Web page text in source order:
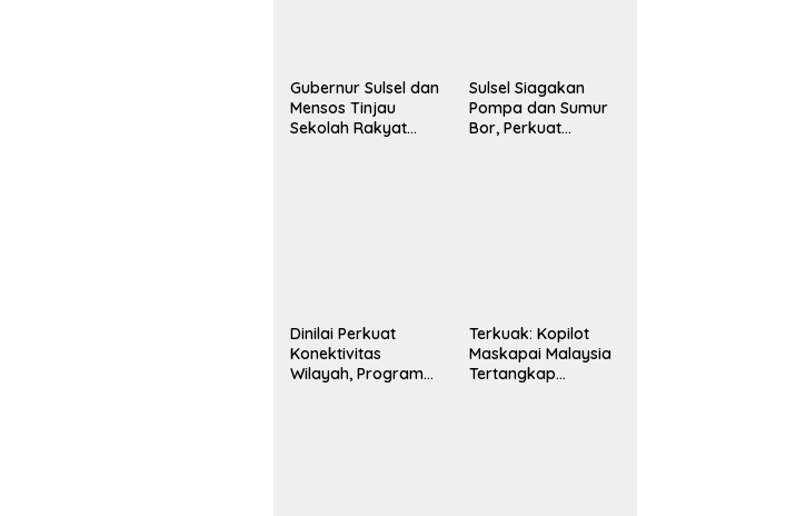
Gubernur Sulsel dan
Mensos Tinjau
Sekolah Rakyat
Sulsel Siagakan
Pompa dan Sumur
Bor, Perkuat
Dinilai Perkuat
Konektivitas
Wilayah, Program
Terkuak: Kopilot
Maskapai Malaysia
Tertangkap